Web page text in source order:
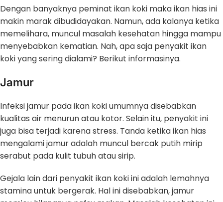
Dengan banyaknya peminat ikan koki maka ikan hias ini
makin marak dibudidayakan. Namun, ada kalanya ketika
memelihara, muncul masalah kesehatan hingga mampu
menyebabkan kematian. Nah, apa saja penyakit ikan
koki yang sering dialami? Berikut informasinya.
Jamur
Infeksi jamur pada ikan koki umumnya disebabkan
kualitas air menurun atau kotor. Selain itu, penyakit ini
juga bisa terjadi karena stress. Tanda ketika ikan hias
mengalami jamur adalah muncul bercak putih mirip
serabut pada kulit tubuh atau sirip.
Gejala lain dari penyakit ikan koki ini adalah lemahnya
stamina untuk bergerak. Hal ini disebabkan, jamur